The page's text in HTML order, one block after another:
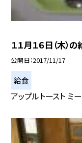
１１月１６日（木）
公開日 2017/11/17
給食
アップルトースト ミ